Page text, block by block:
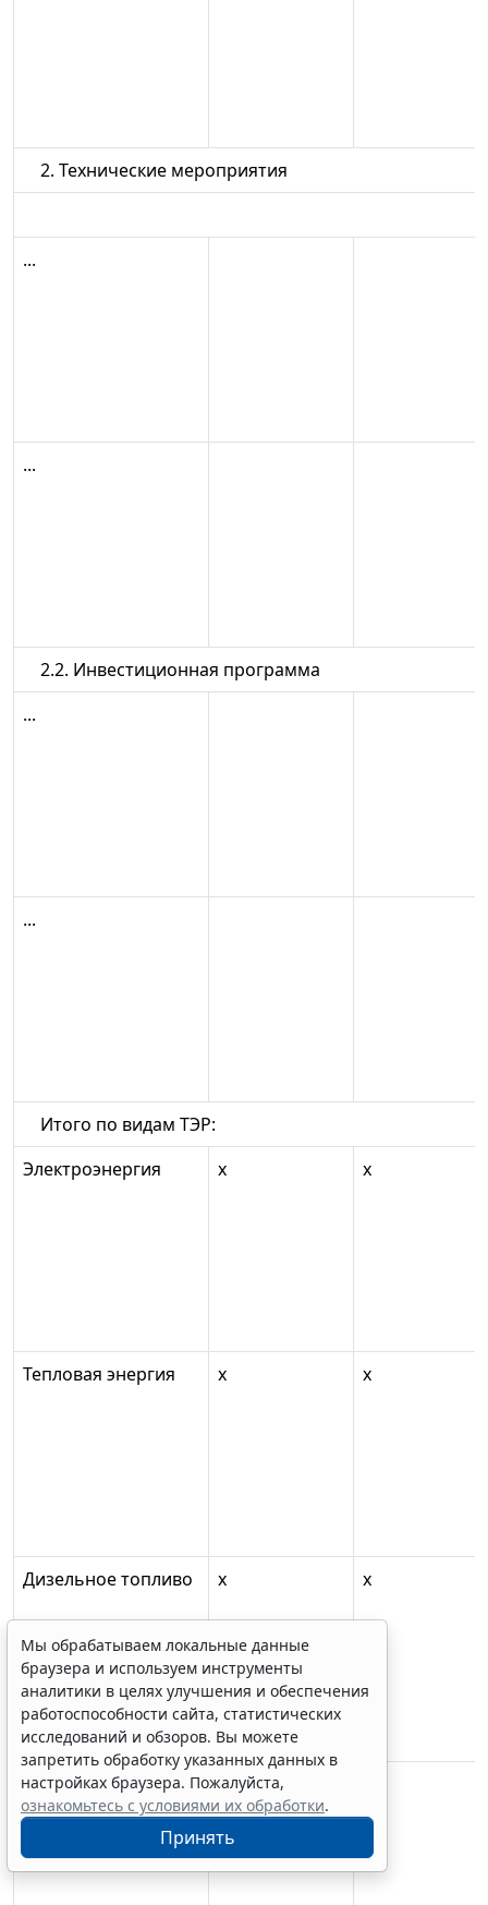
2. Технические мероприятия
...
...
2.2. Инвестиционная программа
...
...
Итого по видам ТЭР:
Электроэнергия
х х
Тепловая энергия х х
Дизельное топливо х х
Мазут х
Мы обрабатываем локальные данные
браузера и используем инструменты
аналитики в целях улучшения и обеспечения
работоспособности сайта, статистических
исследований и обзоров. Вы можете
запретить обработку указанных данных в
настройках браузера. Пожалуйста,
ознакомьтесь с условиями их обработки.
Принять